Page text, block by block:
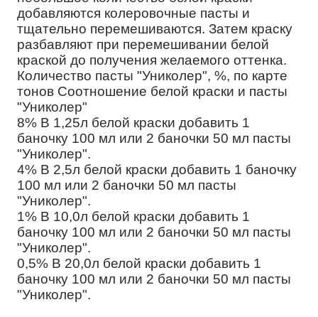
добавляются колеровочные пасты и
тщательно перемешиваются. Затем краску
разбавляют при перемешивании белой
краской до получения желаемого оттенка.
Количество пасты "Униколер", %, по карте
тонов Соотношение белой краски и пасты
"Униколер"
8% В 1,25л белой краски добавить 1
баночку 100 мл или 2 баночки 50 мл пасты
"Униколер".
4% В 2,5л белой краски добавить 1 баночку
100 мл или 2 баночки 50 мл пасты
"Униколер".
1% В 10,0л белой краски добавить 1
баночку 100 мл или 2 баночки 50 мл пасты
"Униколер".
0,5% В 20,0л белой краски добавить 1
баночку 100 мл или 2 баночки 50 мл пасты
"Униколер".